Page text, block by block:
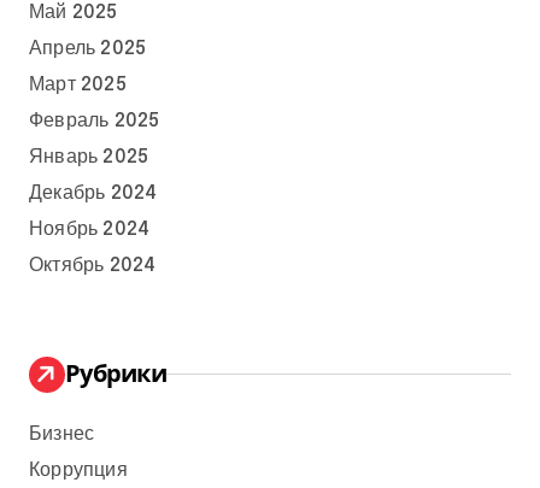
Май 2025
Апрель 2025
Март 2025
Февраль 2025
Январь 2025
Декабрь 2024
Ноябрь 2024
Октябрь 2024
Рубрики
Бизнес
Коррупция